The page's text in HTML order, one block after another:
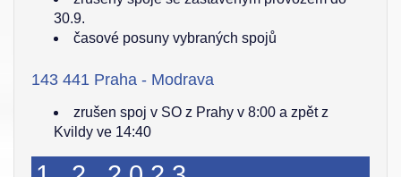
30.9.
časové posuny vybraných spojů
143 441 Praha - Modrava
zrušen spoj v SO z Prahy v 8:00 a zpět z
Kvildy ve 14:40